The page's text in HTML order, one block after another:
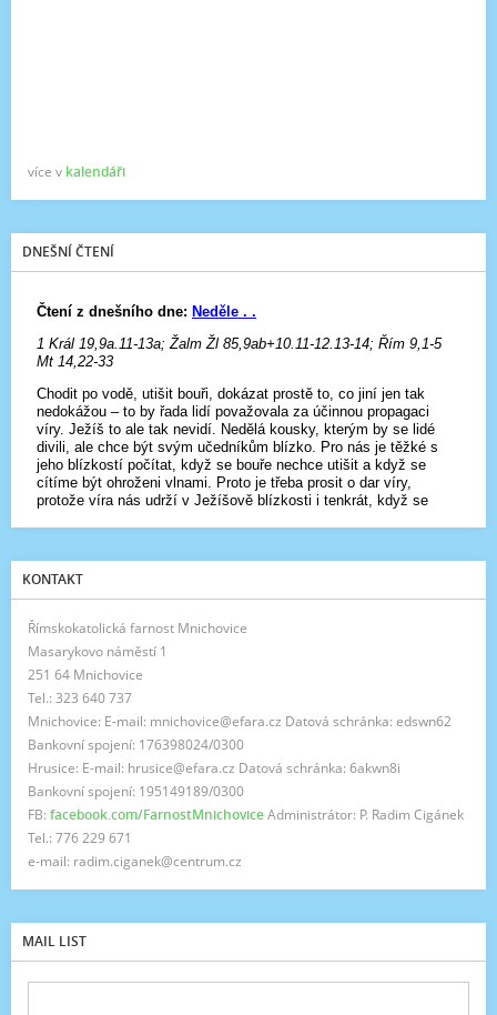
více v kalendáři
DNEŠNÍ ČTENÍ
KONTAKT
Římskokatolická farnost Mnichovice
Masarykovo náměstí 1
251 64 Mnichovice
Tel.: 323 640 737
Mnichovice: E-mail: mnichovice@efara.cz Datová schránka: edswn62
Bankovní spojení: 176398024/0300
Hrusice: E-mail: hrusice@efara.cz Datová schránka: 6akwn8i
Bankovní spojení: 195149189/0300
FB: facebook.com/FarnostMnichoviceAdministrátor: P. Radim Cigánek
Tel.: 776 229 671
e-mail: radim.ciganek@centrum.cz
MAIL LIST